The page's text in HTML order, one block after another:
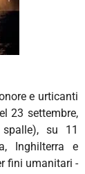
e urticanti
23 settembre,
su 11
Inghilterra e
fini umanitari -